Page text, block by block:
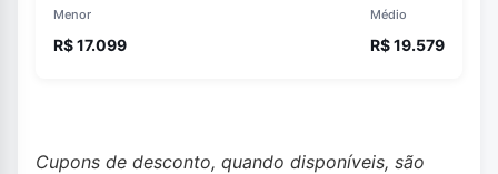
Menor
R$ 17.099
Médio
R$ 19.579
Cupons de desconto, quando disponíveis, são